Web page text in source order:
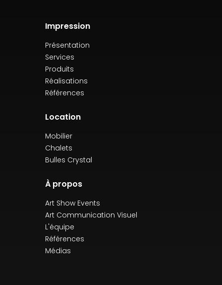
Impression
Présentation
Services
Produits
Réalisations
Références
Location
Mobilier
Chalets
Bulles Crystal
À propos
Art Show Events
Art Communication Visuel
L'équipe
Références
Médias